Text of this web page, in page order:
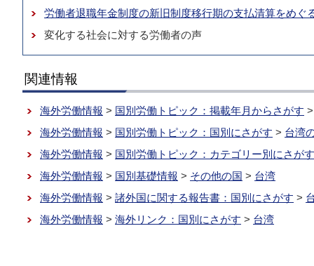
労働者退職年金制度の新旧制度移行期の支払清算をめぐ
変化する社会に対する労働者の声
関連情報
海外労働情報 > 国別労働トピック：掲載年月からさがす
海外労働情報 > 国別労働トピック：国別にさがす > 台湾
海外労働情報 > 国別労働トピック：カテゴリー別にさがす
海外労働情報 > 国別基礎情報 > その他の国 > 台湾
海外労働情報 > 諸外国に関する報告書：国別にさがす >
海外労働情報 > 海外リンク：国別にさがす > 台湾